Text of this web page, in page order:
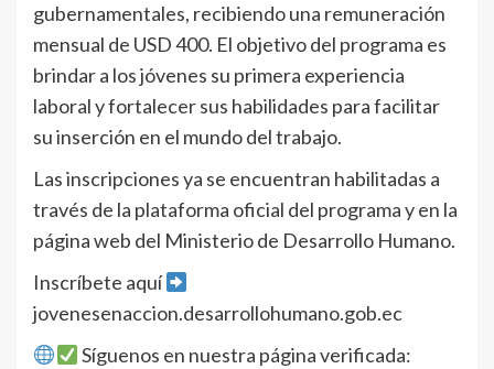
gubernamentales, recibiendo una remuneración
mensual de USD 400. El objetivo del programa es
brindar a los jóvenes su primera experiencia
laboral y fortalecer sus habilidades para facilitar
su inserción en el mundo del trabajo.
Las inscripciones ya se encuentran habilitadas a
través de la plataforma oficial del programa y en la
página web del Ministerio de Desarrollo Humano.
Inscríbete aquí
jovenesenaccion.desarrollohumano.gob.ec
Síguenos en nuestra página verificada: